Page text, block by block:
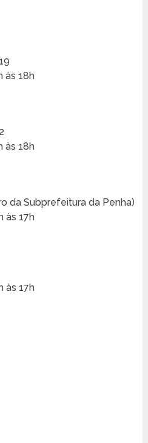
às 18h
às 18h
da Subprefeitura da Penha)
às 17h
às 17h